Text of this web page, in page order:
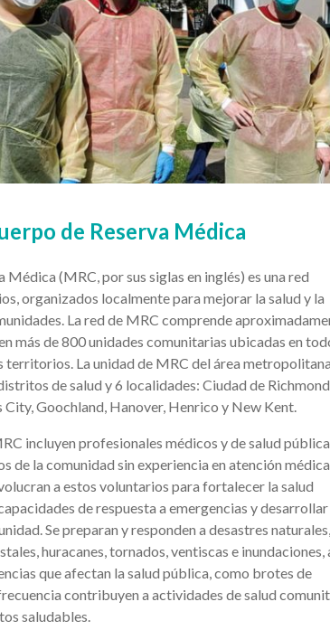
de Reserva Médica
Médica (MRC, por sus siglas en inglés) es una red
organizados localmente para mejorar la salud y la
La red de MRC comprende
más de 800 unidades comunitarias ubicadas en
territorios. La unidad de MRC del área
de salud y 6 localidades: Ciudad de
City, Goochland, Hanover, Henrico y New Kent.
incluyen profesionales médicos y de salud
de la comunidad sin experiencia en atención
a estos voluntarios para fortalecer la salud
de respuesta a emergencias y desarrollar
Se preparan y responden a desastres naturales,
huracanes, tornados, ventiscas e inundaciones,
que afectan la salud pública, como brotes de
contribuyen a actividades de salud
saludables.